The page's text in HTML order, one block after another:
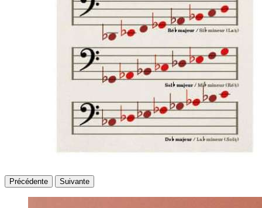
Précédente Suivante